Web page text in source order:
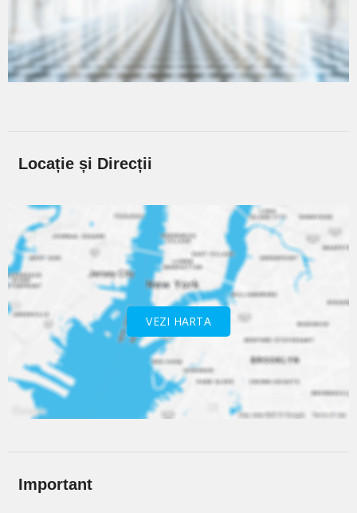
Locație și Direcții
VEZI HARTA
Important